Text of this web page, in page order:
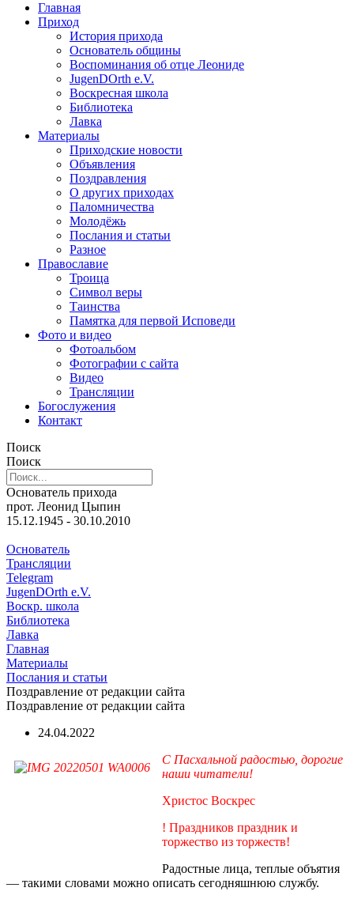
Главная
Приход
История прихода
Основатель общины
Воспоминания об отце Леониде
JugenDOrth e.V.
Воскресная школа
Библиотека
Лавка
Материалы
Приходские новости
Объявления
Поздравления
О других приходах
Паломничества
Молодёжь
Послания и статьи
Разное
Православие
Троица
Символ веры
Таинства
Памятка для первой Исповеди
Фото и видео
Фотоальбом
Фотографии с сайта
Видео
Трансляции
Богослужения
Контакт
Поиск
Поиск
Основатель прихода
прот. Леонид Цыпин
15.12.1945 - 30.10.2010
Основатель
Трансляции
Telegram
JugenDOrth e.V.
Воскр. школа
Библиотека
Лавка
Главная
Материалы
Послания и статьи
Поздравление от редакции сайта
Поздравление от редакции сайта
24.04.2022
С Пасхальной радостью, дорогие
наши читатели!
Христос Воскрес
! Праздников праздник и
торжество из торжеств!
Радостные лица, теплые объятия
— такими словами можно описать сегодняшнюю службу.